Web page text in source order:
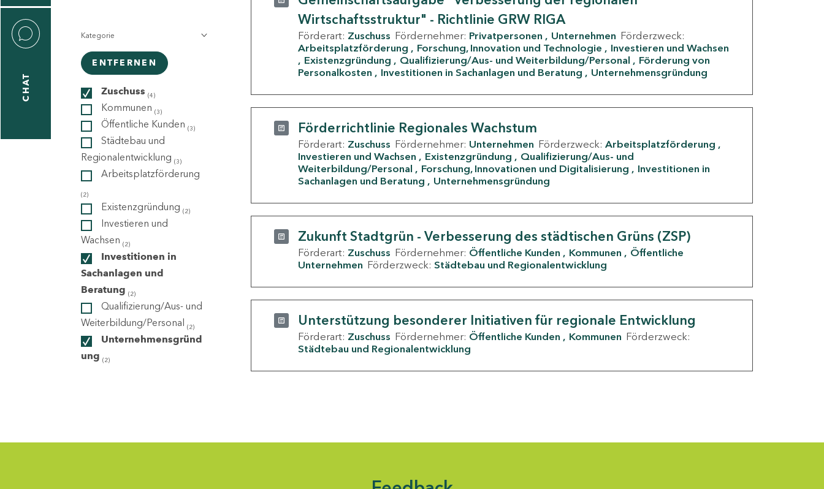
CHAT
Kategorie
ENTFERNEN
Zuschuss (4)
Kommunen (3)
Öffentliche Kunden (3)
Städtebau und
Regionalentwicklung (3)
Arbeitsplatzförderung
(2)
Existenzgründung (2)
Investieren und
Wachsen (2)
Investitionen in
Sachanlagen und
Beratung (2)
Qualifizierung/Aus- und
Weiterbildung/Personal (2)
Unternehmensgründ
ung (2)
Wirtschaftsstruktur" - Richtlinie GRW RIGA
Förderart: Zuschuss Fördernehmer: Privatpersonen Unternehmen Förderzweck:
Arbeitsplatzförderung
Forschung, Innovation und Technologie
Investieren und Wachsen
Existenzgründung
Qualifizierung/Aus- und Weiterbildung/Personal
Förderung von
Personalkosten
Investitionen in Sachanlagen und Beratung Unternehmensgründung
Förderrichtlinie Regionales Wachstum
Förderart: Zuschuss Fördernehmer: Unternehmen Förderzweck: Arbeitsplatzförderung
Investieren und Wachsen
Existenzgründung
Qualifizierung/Aus- und
Weiterbildung/Personal
Forschung, Innovationen und Digitalisierung
Investitionen in
Sachanlagen und Beratung
Unternehmensgründung
Zukunft Stadtgrün - Verbesserung des städtischen Grüns (ZSP)
Förderart: Zuschuss Fördernehmer: Öffentliche Kunden Kommunen
Öffentliche
Unternehmen Förderzweck: Städtebau und Regionalentwicklung
Unterstützung besonderer Initiativen für regionale Entwicklung
Förderart: Zuschuss Fördernehmer: Öffentliche Kunden Kommunen Förderzweck:
Städtebau und Regionalentwicklung